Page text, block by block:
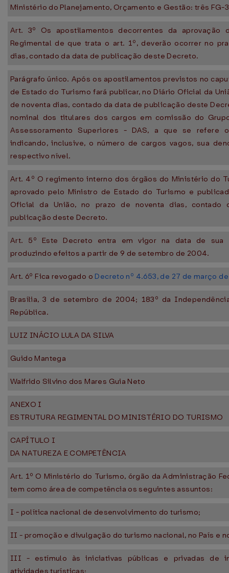
Ministério do Planejamento, Orçamento e Gestão: três FG-
Art. 3º Os apostilamentos decorrentes da aprovação
Regimental de que trata o art. 1º, deverão ocorrer no
dias, contado da data de publicação deste Decreto.
Parágrafo único. Após os apostilamentos previstos no
de Estado do Turismo fará publicar, no Diário Oficial da
de noventa dias, contado da data de publicação deste
nominal dos titulares dos cargos em comissão do
Assessoramento Superiores - DAS, a que se refere
indicando, inclusive, o número de cargos vagos, sua
respectivo nível.
Art. 4º O regimento interno dos órgãos do Ministério do
aprovado pelo Ministro de Estado do Turismo e
Oficial da União, no prazo de noventa dias, contado
publicação deste Decreto.
Art. 5º Este Decreto entra em vigor na data de sua
produzindo efeitos a partir de 9 de setembro de 2004.
Art. 6º Fica revogado o Decreto nº 4.653, de 27 de março
Brasília, 3 de setembro de 2004; 183º da
República.
LUIZ INÁCIO LULA DA SILVA
Guido Mantega
Walfrido Silvino dos Mares Guia Neto
ANEXO I
ESTRUTURA REGIMENTAL DO MINISTÉRIO DO TURISMO
CAPÍTULO I
DA NATUREZA E COMPETÊNCIA
Art. 1º O Ministério do Turismo, órgão da Administração
tem como área de competência os seguintes assuntos:
I - política nacional de desenvolvimento do turismo;
II - promoção e divulgação do turismo nacional, no País e
III - estímulo às iniciativas públicas e privadas de